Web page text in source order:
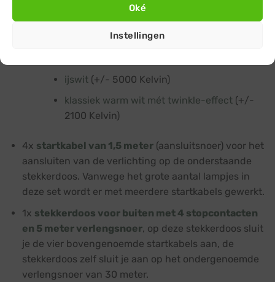
Oké
Instellingen
klassiek warm wit(+/- 2100 Kelvin)
ijswit(+/- 5000 Kelvin)
klassiek warm wit mét twinkle-effect(+/-
2100 Kelvin)
4x startkabel van 1,5 meter(aansluitsnoer) voor het
aansluiten van de verlichting op de onderstaande
stekkerdoos. Vanwege het grote aantal lampjes in
deze set wordt er met meerdere startkabels gewerkt.
1x stekkerdoos voor buiten met 4 stopcontacten
en 5 meter verlengsnoer, op deze stekkerdoos sluit
je de vier bovengenoemde startkabels aan, de
stekkerdoos zelf sluit je aan op het ondergenoemde
verlengsnoer van 30 meter.